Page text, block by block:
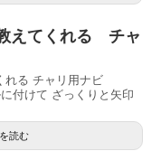
えてくれる チャ
れる チャリ用ナビ
付けて ざっくりと矢印
読む